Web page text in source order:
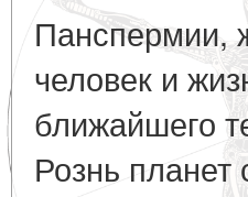
Панспермии,
человек и
ближайшего
Рознь